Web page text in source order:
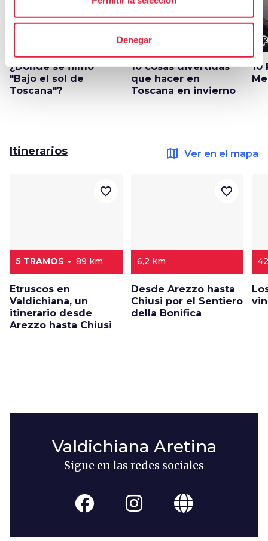
Denegar
¿Dónde se filmó
"Bajo el sol de
Toscana"?
color_lens
10 cosas divertidas
que hacer en
Toscana en invierno
10
Itinerarios map Ver en el mapa
5 TRAMOS 89 km
Etruscos en
Valdichiana, un
itinerario desde
Arezzo hasta Chiusi
favorite_border
6,2 km
Desde Arezzo hasta
Chiusi por el Sentiero
della Bonifica
favorite_border
Valdichiana Aretina
Sigue en las redes sociales